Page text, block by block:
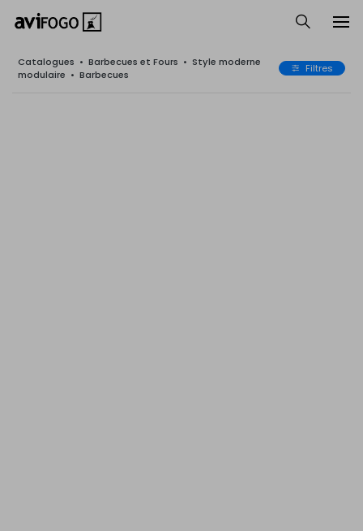
Catalogues • Barbecues et Fours • Style moderne
modulaire • Barbecues Filtres